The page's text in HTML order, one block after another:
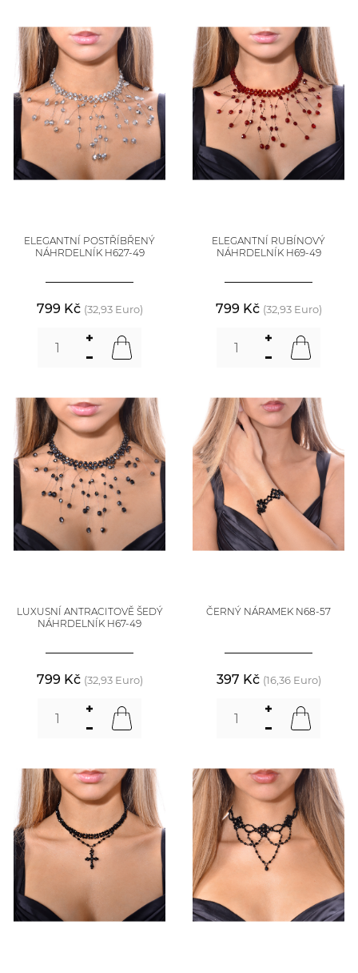
ELEGANTNÍ POSTŘÍBŘENÝ
NÁHRDELNÍK H627-49
799 Kč (32,93 Euro)
ELEGANTNÍ RUBÍNOVÝ
NÁHRDELNÍK H69-49
799 Kč (32,93 Euro)
LUXUSNÍ ANTRACITOVĚ ŠEDÝ
NÁHRDELNÍK H67-49
799 Kč (32,93 Euro)
ČERNÝ NÁRAMEK N68-57
397 Kč (16,36 Euro)